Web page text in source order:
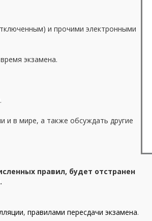
и прочими электронными
экзамена.
и в мире, а также обсуждать другие
правил, будет отстранен
, правилами пересдачи экзамена.